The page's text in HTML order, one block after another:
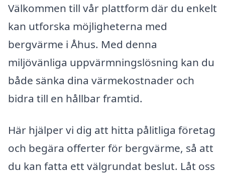
Välkommen till vår plattform där du enkelt
kan utforska möjligheterna med
bergvärme i Åhus. Med denna
miljövänliga uppvärmningslösning kan du
både sänka dina värmekostnader och
bidra till en hållbar framtid.
Här hjälper vi dig att hitta pålitliga företag
och begära offerter för bergvärme, så att
du kan fatta ett välgrundat beslut. Låt oss